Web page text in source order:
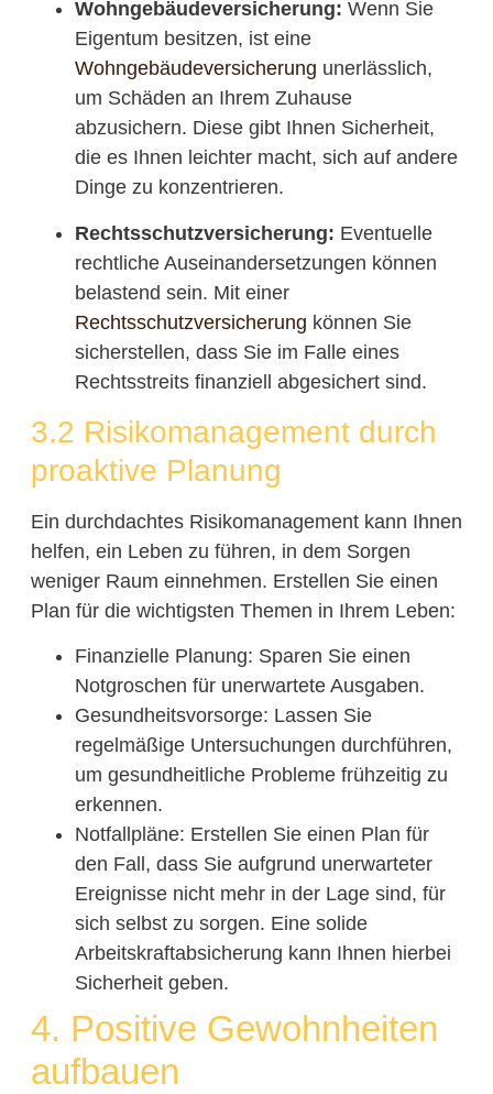
Wohngebäudeversicherung: Wenn Sie
Eigentum besitzen, ist eine
Wohngebäudeversicherung unerlässlich,
um Schäden an Ihrem Zuhause
abzusichern. Diese gibt Ihnen Sicherheit,
die es Ihnen leichter macht, sich auf andere
Dinge zu konzentrieren.
Rechtsschutzversicherung: Eventuelle
rechtliche Auseinandersetzungen können
belastend sein. Mit einer
Rechtsschutzversicherung können Sie
sicherstellen, dass Sie im Falle eines
Rechtsstreits finanziell abgesichert sind.
3.2 Risikomanagement durch
proaktive Planung
Ein durchdachtes Risikomanagement kann Ihnen
helfen, ein Leben zu führen, in dem Sorgen
weniger Raum einnehmen. Erstellen Sie einen
Plan für die wichtigsten Themen in Ihrem Leben:
Finanzielle Planung: Sparen Sie einen
Notgroschen für unerwartete Ausgaben.
Gesundheitsvorsorge: Lassen Sie
regelmäßige Untersuchungen durchführen,
um gesundheitliche Probleme frühzeitig zu
erkennen.
Notfallpläne: Erstellen Sie einen Plan für
den Fall, dass Sie aufgrund unerwarteter
Ereignisse nicht mehr in der Lage sind, für
sich selbst zu sorgen. Eine solide
Arbeitskraftabsicherung kann Ihnen hierbei
Sicherheit geben.
4. Positive Gewohnheiten
aufbauen